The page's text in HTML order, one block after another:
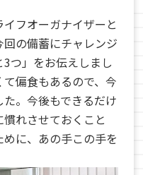
フオーガナイザーと
の備蓄にチャレンジ
つ」をお伝えしまし
偏食もあるので、今
。今後もできるだけ
れさせておくこと
に、あの手この手を